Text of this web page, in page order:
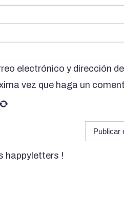
electrónico y dirección
vez que haga un
happyletters !